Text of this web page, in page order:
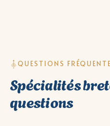
QUESTIONS
Spécialités
questions